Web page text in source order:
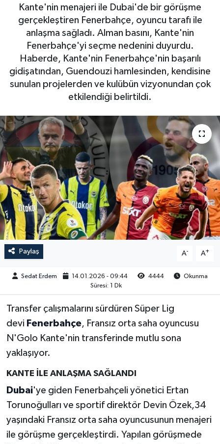
Kante'nin menajeri ile Dubai'de bir görüşme
gerçekleştiren Fenerbahçe, oyuncu tarafı ile
anlaşma sağladı. Alman basını, Kante'nin
Fenerbahçe'yi seçme nedenini duyurdu.
Haberde, Kante'nin Fenerbahçe'nin başarılı
gidişatından, Guendouzi hamlesinden, kendisine
sunulan projelerden ve kulübün vizyonundan çok
etkilendiği belirtildi.
Paylaş A- A+
Sedat Erdem 14.01.2026 - 09:44 4444
Okunma
Süresi: 1 Dk
Transfer çalışmalarını sürdüren Süper Lig
devi Fenerbahçe, Fransız orta saha oyuncusu
N'Golo Kante'nin transferinde mutlu sona
yaklaşıyor.
KANTE İLE ANLAŞMA SAĞLANDI
Dubai'ye giden Fenerbahçeli yönetici Ertan
Torunoğulları ve sportif direktör Devin Özek,34
yaşındaki Fransız orta saha oyuncusunun menajeri
ile görüşme gerçekleştirdi. Yapılan görüşmede
Haber Arşivi